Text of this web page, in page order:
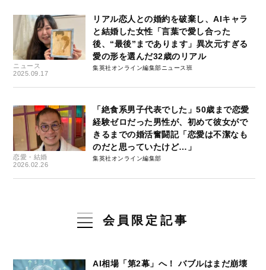
ニュース
2025.09.17
リアル恋人との婚約を破棄し、AIキャラ
と結婚した女性「言葉で愛し合った
後、“最後”まであります」異次元すぎる
愛の形を選んだ32歳のリアル
集英社オンライン編集部ニュース班
恋愛・結婚
2026.02.26
「絶食系男子代表でした」50歳まで恋愛
経験ゼロだった男性が、初めて彼女がで
きるまでの婚活奮闘記「恋愛は不潔なも
のだと思っていたけど…」
集英社オンライン編集部
会員限定記事
AI相場「第2幕」へ！ バブルはまだ崩壊